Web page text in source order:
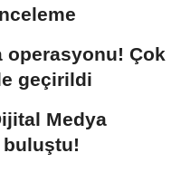
operasyonu! Çok
geçirildi
Medya
buluştu!